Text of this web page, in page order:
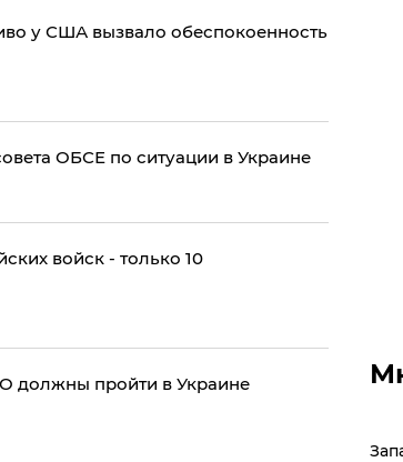
у США вызвало обеспокоенность
ОБСЕ по ситуации в Украине
войск - только 10
должны пройти в Украине